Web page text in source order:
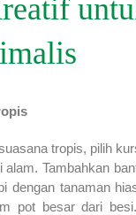
tropis, pilih
alam. Tambahkan
dengan tanaman
pot besar dari